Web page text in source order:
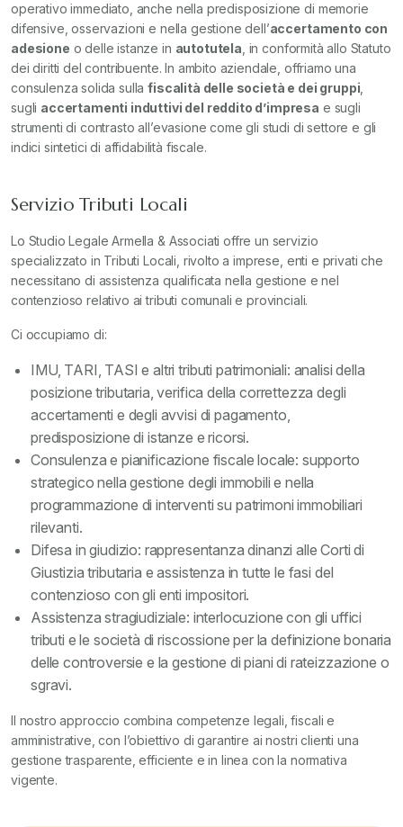
operativo immediato, anche nella predisposizione di memorie
difensive, osservazioni e nella gestione dell’accertamento con
adesione o delle istanze in autotutela , in conformità allo Statuto
dei diritti del contribuente. In ambito aziendale, offriamo una
consulenza solida sullafiscalità delle società e dei gruppi
sugli accertamenti induttivi del reddito d’impresa e sugli
strumenti di contrasto all’evasione come gli studi di settore e gli
indici sintetici di affidabilità fiscale.
Servizio Tributi Locali
Lo Studio Legale Armella & Associati offre un servizio
specializzato in Tributi Locali, rivolto a imprese, enti e privati che
necessitano di assistenza qualificata nella gestione e nel
contenzioso relativo ai tributi comunali e provinciali.
Ci occupiamo di:
IMU, TARI, TASI e altri tributi patrimoniali: analisi della
posizione tributaria, verifica della correttezza degli
accertamenti e degli avvisi di pagamento,
predisposizione di istanze e ricorsi.
Consulenza e pianificazione fiscale locale: supporto
strategico nella gestione degli immobili e nella
programmazione di interventi su patrimoni immobiliari
rilevanti.
Difesa in giudizio: rappresentanza dinanzi alle Corti di
Giustizia tributaria e assistenza in tutte le fasi del
contenzioso con gli enti impositori.
Assistenza stragiudiziale: interlocuzione con gli uffici
tributi e le società di riscossione per la definizione bonaria
delle controversie e la gestione di piani di rateizzazione o
sgravi.
Il nostro approccio combina competenze legali, fiscali e
amministrative, con l’obiettivo di garantire ai nostri clienti una
gestione trasparente, efficiente e in linea con la normativa
vigente.